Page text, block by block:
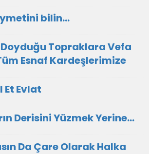
bilin...
Topraklara Vefa
Esnaf Kardeşlerimize
Et Evlat
Derisini Yüzmek Yerine…
Da Çare Olarak Halka